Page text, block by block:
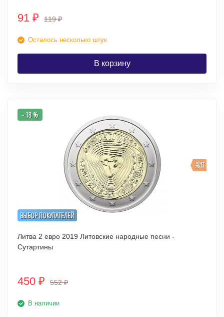
91 ₽ 119₽
Осталось несколько штук
В корзину
ВЫБОР ПОКУПАТЕЛЕЙ
ХИТ
- 18 %
Литва 2 евро 2019 Литовские народные песни -
Сутартины
450 ₽ 552₽
В наличии